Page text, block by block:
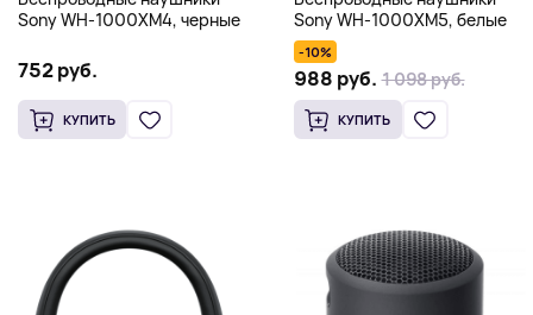
Sony WH-1000XM4, черные
752 руб.
КУПИТЬ
Sony WH-1000XM5, белые
-10%
988 руб. 1 098 руб.
КУПИТЬ